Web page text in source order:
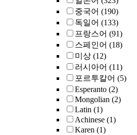
중국어 (190)
독일어 (133)
프랑스어 (91)
스페인어 (18)
미상 (12)
러시아어 (11)
포르투칼어 (5)
Esperanto (2)
Mongolian (2)
Latin (1)
Achinese (1)
Karen (1)